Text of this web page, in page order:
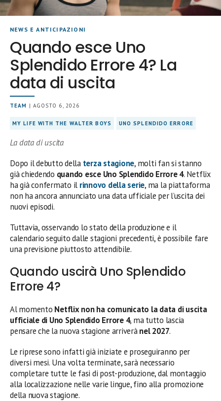
NEWS E ANTICIPAZIONI
Quando esce Uno
Splendido Errore 4? La
data di uscita
TEAM | AGOSTO 6, 2026
MY LIFE WITH THE WALTER BOYS UNO SPLENDIDO ERRORE
La data di uscita
Dopo il debutto della terza stagione, molti fan si stanno
già chiedendo quando esce Uno Splendido Errore 4. Netflix
ha già confermato il rinnovo della serie, ma la piattaforma
non ha ancora annunciato una data ufficiale per l’uscita dei
nuovi episodi.
Tuttavia, osservando lo stato della produzione e il
calendario seguito dalle stagioni precedenti, è possibile fare
una previsione piuttosto attendibile.
Quando uscirà Uno Splendido
Errore 4?
Al momento Netflix non ha comunicato la data di uscita
ufficiale di Uno Splendido Errore 4, ma tutto lascia
pensare che la nuova stagione arriverànel 2027.
Le riprese sono infatti già iniziate e proseguiranno per
diversi mesi. Una volta terminate, sarà necessario
completare tutte le fasi di post-produzione, dal montaggio
alla localizzazione nelle varie lingue, fino alla promozione
della nuova stagione.